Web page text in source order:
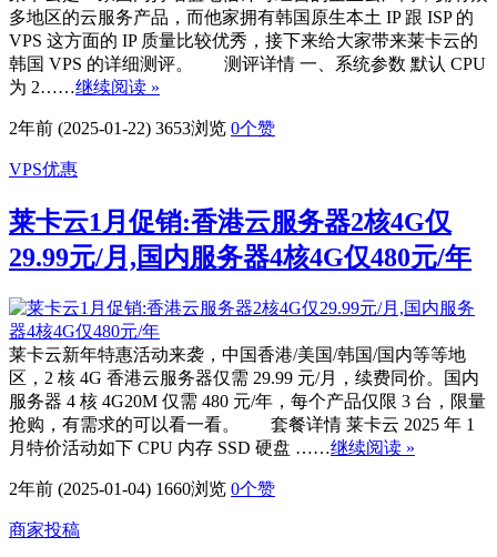
多地区的云服务产品，而他家拥有韩国原生本土 IP 跟 ISP 的
VPS 这方面的 IP 质量比较优秀，接下来给大家带来莱卡云的
韩国 VPS 的详细测评。 测评详情 一、系统参数 默认 CPU
为 2……继续阅读 »
2年前 (2025-01-22) 3653浏览 0个赞
VPS优惠
莱卡云1月促销:香港云服务器2核4G仅
29.99元/月,国内服务器4核4G仅480元/年
莱卡云新年特惠活动来袭，中国香港/美国/韩国/国内等等地
区，2 核 4G 香港云服务器仅需 29.99 元/月，续费同价。国内
服务器 4 核 4G20M 仅需 480 元/年，每个产品仅限 3 台，限量
抢购，有需求的可以看一看。 套餐详情 莱卡云 2025 年 1
月特价活动如下 CPU 内存 SSD 硬盘 ……继续阅读 »
2年前 (2025-01-04) 1660浏览 0个赞
商家投稿